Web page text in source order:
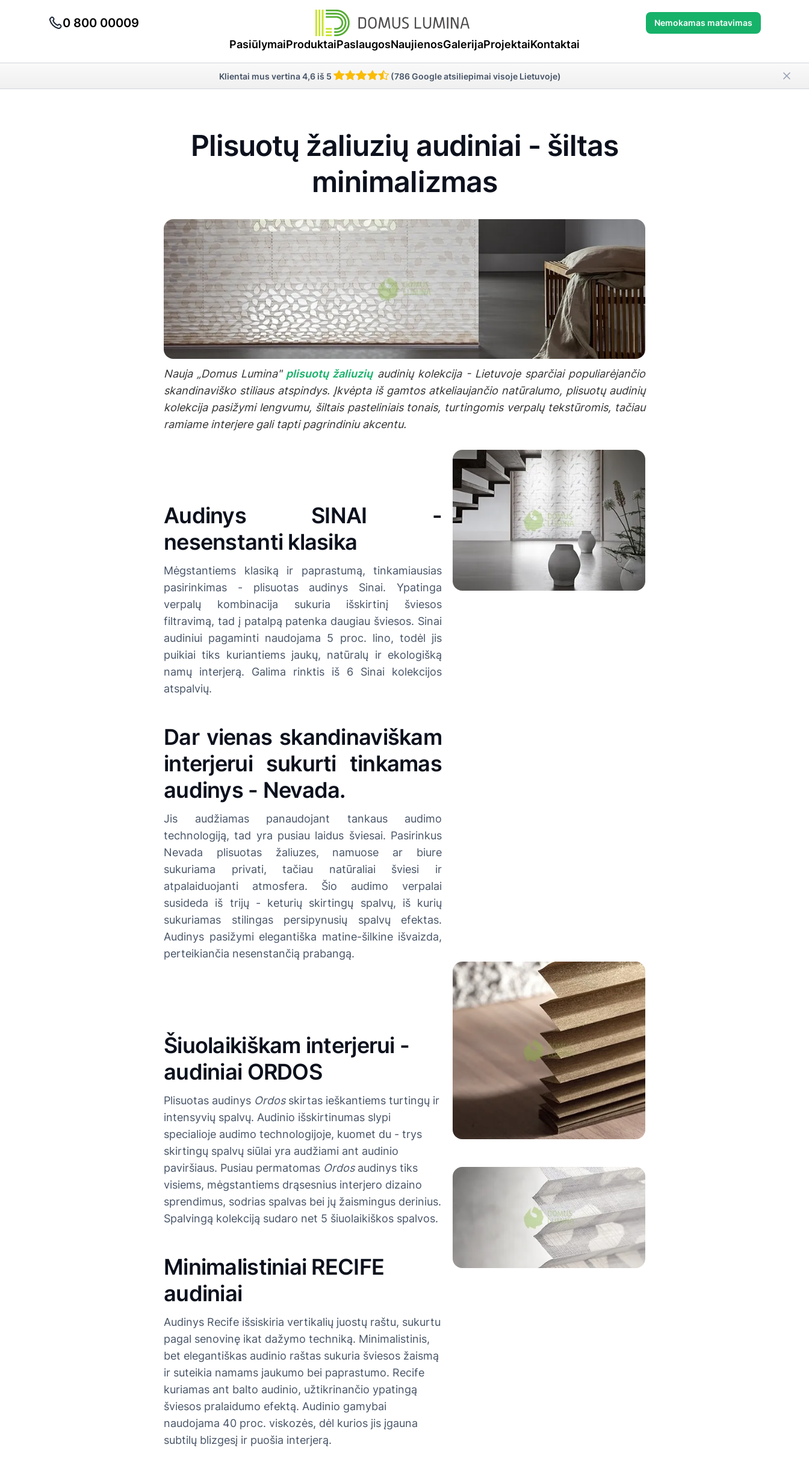
0 800 00009 Nemokamas matavimas
PasiūlymaiProduktaiPaslaugosNaujienosGalerijaProjektaiKontaktai
Klientai mus vertina 4,6 iš 5 (786 Google atsiliepimai visoje Lietuvoje)
Plisuotų žaliuzių audiniai - šiltas
minimalizmas
Nauja „Domus Lumina" plisuotų žaliuziųaudinių kolekcija - Lietuvoje sparčiai populiarėjančio
skandinaviško stiliaus atspindys. Įkvėpta iš gamtos atkeliaujančio natūralumo, plisuotų audinių
kolekcija pasižymi lengvumu, šiltais pasteliniais tonais, turtingomis verpalų tekstūromis, tačiau
ramiame interjere gali tapti pagrindiniu akcentu.
Audinys SINAI -
nesenstanti klasika
Mėgstantiems klasiką ir paprastumą, tinkamiausias
pasirinkimas - plisuotas audinys Sinai. Ypatinga
verpalų kombinacija sukuria išskirtinį šviesos
filtravimą, tad į patalpą patenka daugiau šviesos. Sinai
audiniui pagaminti naudojama 5 proc. lino, todėl jis
puikiai tiks kuriantiems jaukų, natūralų ir ekologišką
namų interjerą. Galima rinktis iš 6 Sinai kolekcijos
atspalvių.
Dar vienas skandinaviškam
interjerui sukurti tinkamas
audinys - Nevada.
Jis audžiamas panaudojant tankaus audimo
technologiją, tad yra pusiau laidus šviesai. Pasirinkus
Nevada plisuotas žaliuzes, namuose ar biure
sukuriama privati, tačiau natūraliai šviesi ir
atpalaiduojanti atmosfera. Šio audimo verpalai
susideda iš trijų - keturių skirtingų spalvų, iš kurių
sukuriamas stilingas persipynusių spalvų efektas.
Audinys pasižymi elegantiška matine-šilkine išvaizda,
perteikiančia nesenstančią prabangą.
Šiuolaikiškam interjerui -
audiniai ORDOS
Plisuotas audinys Ordosskirtas ieškantiems turtingų ir
intensyvių spalvų. Audinio išskirtinumas slypi
specialioje audimo technologijoje, kuomet du - trys
skirtingų spalvų siūlai yra audžiami ant audinio
paviršiaus. Pusiau permatomas Ordosaudinys tiks
visiems, mėgstantiems drąsesnius interjero dizaino
sprendimus, sodrias spalvas bei jų žaismingus derinius.
Spalvingą kolekciją sudaro net 5 šiuolaikiškos spalvos.
Minimalistiniai RECIFE
audiniai
Audinys Recife išsiskiria vertikalių juostų raštu, sukurtu
pagal senovinę ikat dažymo techniką. Minimalistinis,
bet elegantiškas audinio raštas sukuria šviesos žaismą
ir suteikia namams jaukumo bei paprastumo. Recife
kuriamas ant balto audinio, užtikrinančio ypatingą
šviesos pralaidumo efektą. Audinio gamybai
naudojama 40 proc. viskozės, dėl kurios jis įgauna
subtilų blizgesį ir puošia interjerą.